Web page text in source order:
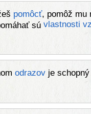
pomôcť, pomôž mu
sú vlastnosti
odrazovje